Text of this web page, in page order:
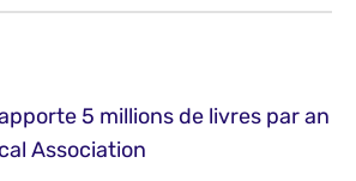
5 millions de livres par an
Association